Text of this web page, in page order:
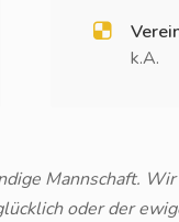
k.A.
Mannschaft.
oder der